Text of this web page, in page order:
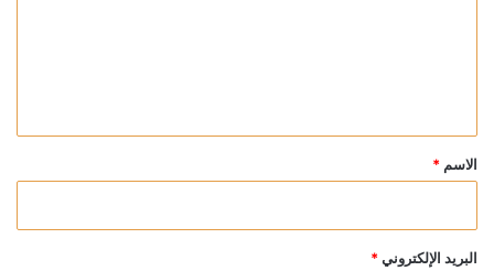
*
الاسم *
البريد الإلكتروني *